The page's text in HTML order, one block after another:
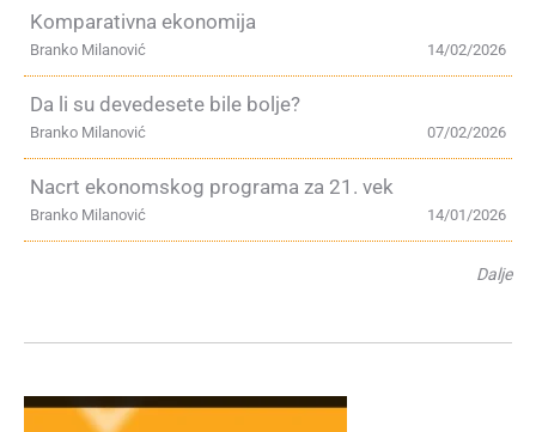
Komparativna ekonomija
14/02/2026
Branko Milanović
Da li su devedesete bile bolje?
07/02/2026
Branko Milanović
Nacrt ekonomskog programa za 21. vek
14/01/2026
Branko Milanović
Dalje